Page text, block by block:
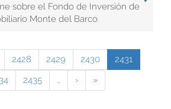
sobre el Fondo de Inversión de
Monte del Barco
2428 2429 2430
2431
2435 … › »